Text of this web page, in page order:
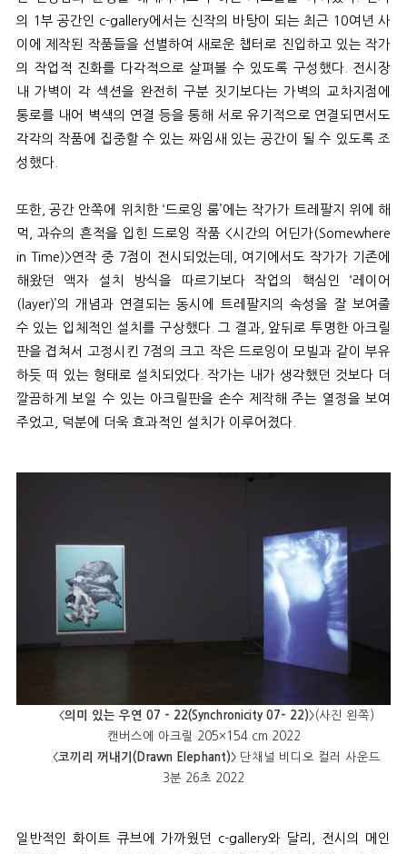
의
1 부 공간인 c-gallery에서는 신작의 바탕이 되는 최근 10여년 사
이에 제작된 작품들을 선별하여 새로운 챕터로 진입하고 있는 작가
의 작업적 진화를 다각적으로 살펴볼 수 있도록 구성했다. 전시장
내 가벽이 각 섹션을 완전히 구분 짓기보다는 가벽의 교차지점에
통로를 내어 벽색의 연결 등을 통해 서로 유기적으로 연결되면서도
각각의 작품에 집중할 수 있는 짜임새 있는 공간이 될 수 있도록 조
성했다
또한 ,공간 안쪽에 위치한 ‘ 드로잉 룸’에는 작가가 트레팔지 위에 해
먹
과슈의 흔적을 입힌 드로잉 작품 <시간의 어딘가(Somewhere
in Time)>연작 중 7점이 전시되었는데
여기에서도 작가가 기존에
해왔던 액자 설치 방식을 따르기보다 작업의 핵심인
‘레이어
(layer)’의 개념과 연결되는 동시에 트레팔지의 속성을 잘 보여줄
수 있는 입체적인 설치를 구상했다. 그 결과, 앞뒤로 투명한 아크릴
판을 겹쳐서 고정시킨 7점의 크고 작은 드로잉이 모빌과 같이 부유
하듯 떠 있는 형태로 설치되었다.작가는 내가 생각했던 것보다 더
깔끔하게 보일 수 있는 아크릴판을 손수 제작해 주는 열정을 보여
주었고
덕분에 더욱 효과적인 설치가 이루어졌다
〈의미 있는 우연 07 - 22(Synchronicity 07- 22)〉(사진 왼쪽)
캔버스에 아크릴 205×154 cm 2022
〈코끼리 꺼내기(Drawn Elephant)〉 단채널 비디오 컬러 사운드
3분 26초 2022
일반적인 화이트 큐브에 가까웠던 c-gallery와 달리
전시의 메인